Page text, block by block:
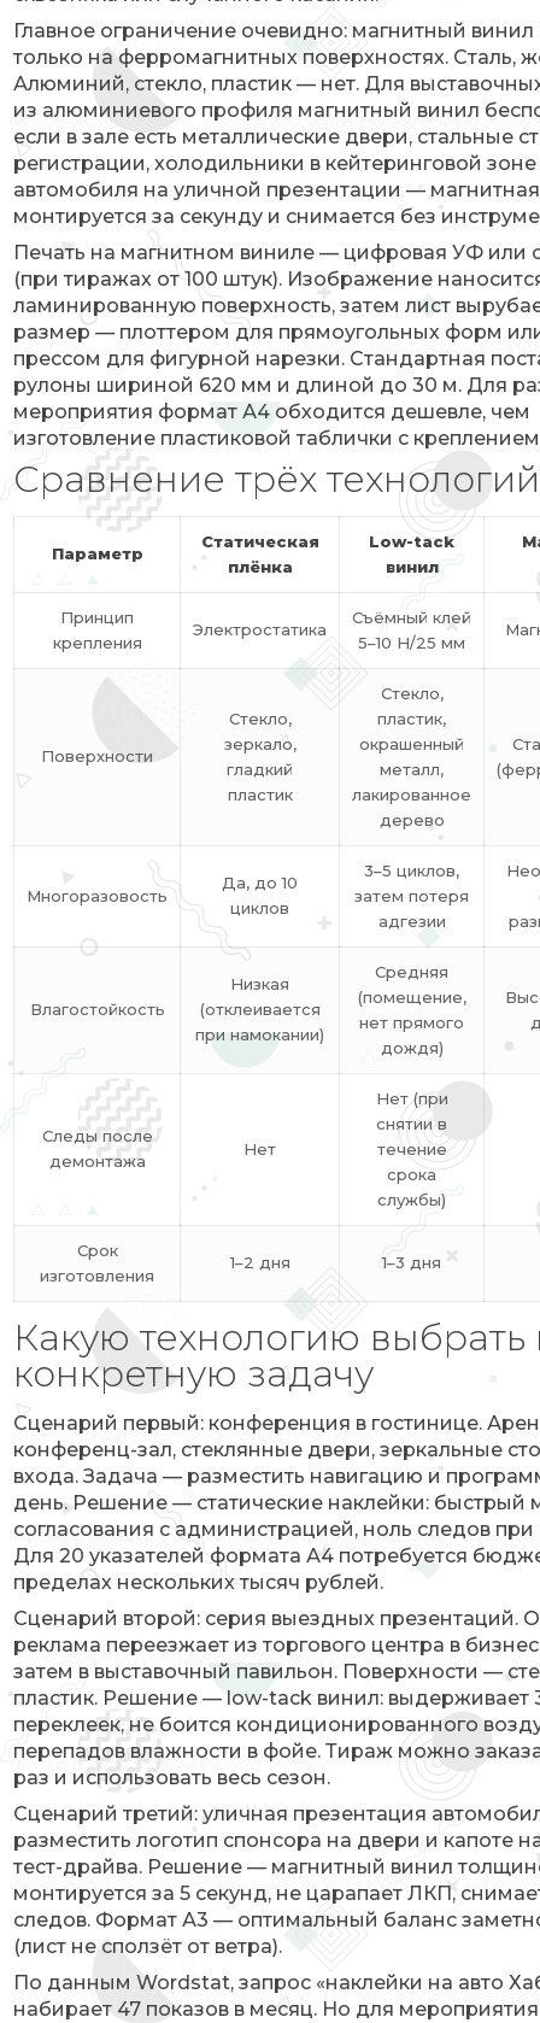
Главное ограничение очевидно: магнитный винил
только на ферромагнитных поверхностях. Сталь,
Алюминий, стекло, пластик — нет. Для
из алюминиевого профиля магнитный винил
если в зале есть металлические двери, стальные
регистрации, холодильники в кейтеринговой
автомобиля на уличной презентации —
монтируется за секунду и снимается без
Печать на магнитном виниле — цифровая УФ или
(при тиражах от 100 штук). Изображение
ламинированную поверхность, затем лист
размер — плоттером для прямоугольных форм
прессом для фигурной нарезки. Стандартная
рулоны шириной 620 мм и длиной до 30 м. Для
мероприятия формат А4 обходится дешевле, чем
изготовление пластиковой таблички с
Сравнение трёх технологий
Параметр
Статическая
плёнка
Low-tack
винил
Принцип
крепления
Электростатика
Съёмный клей
5–10 Н/25 мм
Поверхности
Стекло,
зеркало,
гладкий
пластик
Стекло,
пластик,
окрашенный
металл,
лакированное
дерево
Многоразовость
Да, до 10
циклов
3–5 циклов,
затем потеря
адгезии
Влагостойкость
Низкая
(отклеивается
при намокании)
Средняя
(помещение,
нет прямого
дождя)
Следы после
демонтажа
Нет
Нет (при
снятии в
течение
срока
службы)
Срок
изготовления
1–2 дня 1–3 дня
Какую технологию выбрать
конкретную задачу
Сценарий первый: конференция в гостинице.
конференц-зал, стеклянные двери, зеркальные
входа. Задача — разместить навигацию и
день. Решение — статические наклейки: быстрый
согласования с администрацией, ноль следов при
Для 20 указателей формата А4 потребуется
пределах нескольких тысяч рублей.
Сценарий второй: серия выездных презентаций.
реклама переезжает из торгового центра в
затем в выставочный павильон. Поверхности —
пластик. Решение — low-tack винил: выдерживает
переклеек, не боится кондиционированного
перепадов влажности в фойе. Тираж можно
раз и использовать весь сезон.
Сценарий третий: уличная презентация
разместить логотип спонсора на двери и капоте
тест-драйва. Решение — магнитный винил
монтируется за 5 секунд, не царапает ЛКП,
следов. Формат А3 — оптимальный баланс
(лист не сползёт от ветра).
По данным Wordstat, запрос «наклейки на авто
набирает 47 показов в месяц. Но для